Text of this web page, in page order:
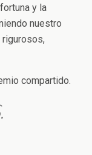
y la
nuestro
rigurosos,
compartido.